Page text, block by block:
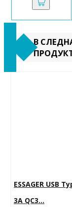
В
ESSAGER USB
3A QC3...